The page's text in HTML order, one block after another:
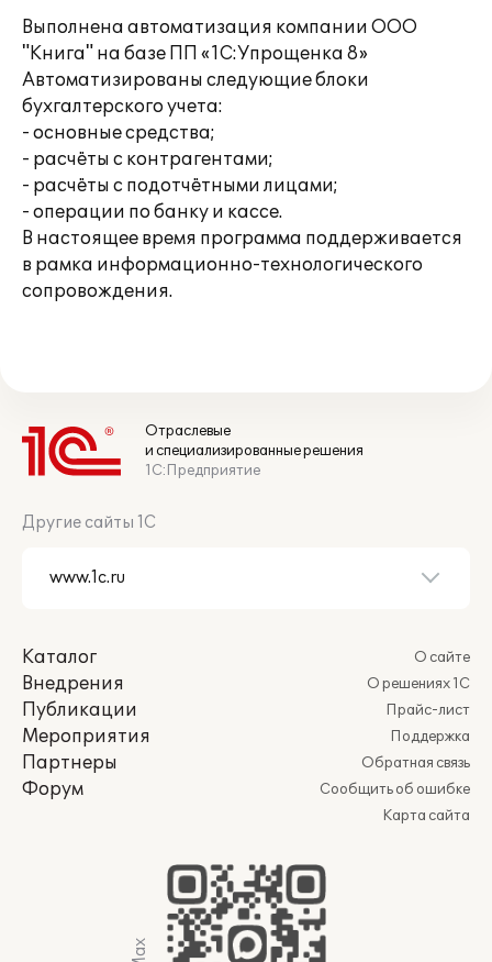
Выполнена автоматизация компании ООО
"Книга" на базе ПП «1С:Упрощенка 8»
Автоматизированы следующие блоки
бухгалтерского учета:
- основные средства;
- расчёты с контрагентами;
- расчёты с подотчётными лицами;
- операции по банку и кассе.
В настоящее время программа поддерживается
в рамка информационно-технологического
сопровождения.
Отраслевые
и специализированные решения
1С:Предприятие
Другие сайты 1С
Каталог
Внедрения
Публикации
Мероприятия
Партнеры
Форум
О сайте
О решениях 1С
Прайс-лист
Поддержка
Обратная связь
Сообщить об ошибке
Карта сайта